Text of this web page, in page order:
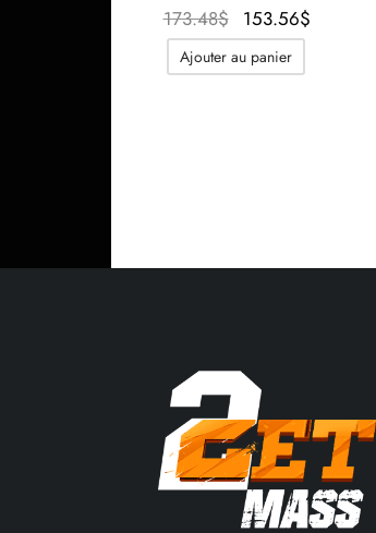
173.48$
Le prix
initial
était :
153.56$
Ajouter au panier